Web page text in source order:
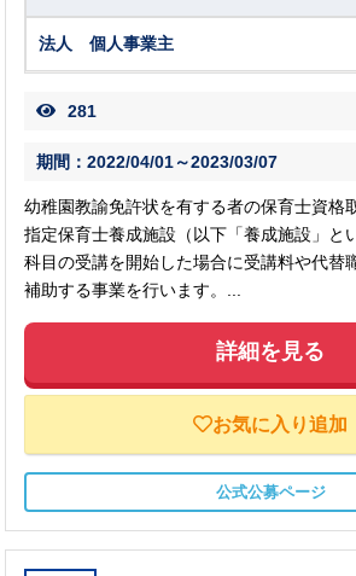
法人 個人事業主
281
期間：2022/04/01～2023/03/07
幼稚園教諭免許状を有する者の保育士資格
指定保育士養成施設（以下「養成施設」と
科目の受講を開始した場合に受講料や代替
補助する事業を行います。...
詳細を見る
お気に入り追加
公式公募ページ